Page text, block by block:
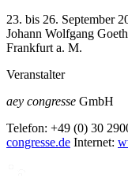
23. bis 26. September
Johann Wolfgang
Frankfurt a. M.
Veranstalter
aey congresse GmbH
Telefon: +49 (0) 30
congresse.de Internet: